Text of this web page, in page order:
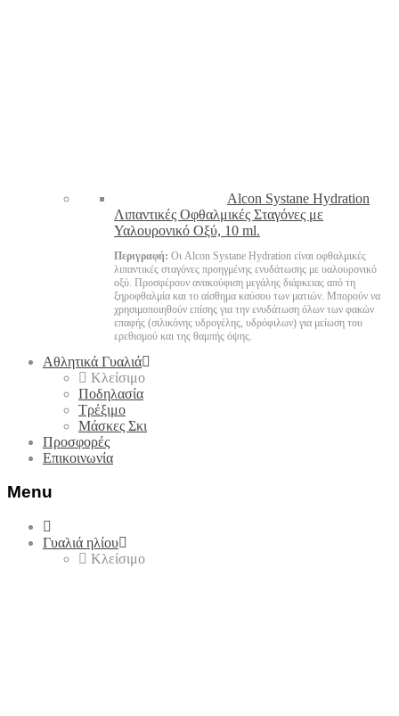
Alcon Systane Hydration
Λιπαντικές Οφθαλμικές Σταγόνες με
Υαλουρονικό Οξύ, 10 ml.
Περιγραφή: Οι Alcon Systane Hydration είναι οφθαλμικές
λιπαντικές σταγόνες προηγμένης ενυδάτωσης με υαλουρονικό
οξύ. Προσφέρουν ανακούφιση μεγάλης διάρκειας από τη
ξηροφθαλμία και το αίσθημα καύσου των ματιών. Μπορούν να
χρησιμοποιηθούν επίσης για την ενυδάτωση όλων των φακών
επαφής (σιλικόνης υδρογέλης, υδρόφιλων) για μείωση του
ερεθισμού και της θαμπής όψης.
Αθλητικά Γυαλιά
Κλείσιμο
Ποδηλασία
Τρέξιμο
Μάσκες Σκι
Προσφορές
Επικοινωνία
Menu
Skip
Γυαλιά ηλίου
Κλείσιμο